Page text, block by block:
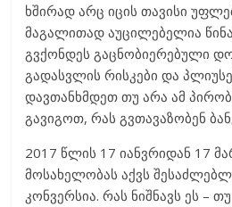
ხშირად არც იცის თავისი
მაგალითად აუცილებელია
გვქონდეს გაცნობიერებული
გადასვლის რისკები და
დავთანხმდეთ თუ არა ამ
გავიგოთ, რას გვთავაზობენ
2017 წლის 17 იანვრიდან 17
მოსახელობას აქვს
კონვერსია. რას ნიშნავს ეს –